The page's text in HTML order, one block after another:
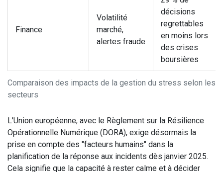
Comparaison des impacts de la gestion du stress selon les
secteurs
Finance
Volatilité
marché,
alertes fraude
décisions
regrettables
en moins lors
des crises
boursières
L'Union européenne, avec le Règlement sur la Résilience
Opérationnelle Numérique (DORA), exige désormais la
prise en compte des "facteurs humains" dans la
planification de la réponse aux incidents dès janvier 2025.
Cela signifie que la capacité à rester calme et à décider